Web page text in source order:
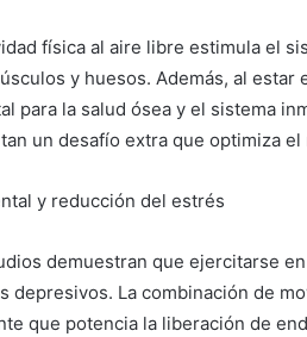
física al aire libre estimula el
y huesos. Además, al
para la salud ósea y el sistema
un desafío extra que optimiza
y reducción del estrés
demuestran que ejercitarse
depresivos. La combinación de
que potencia la liberación de